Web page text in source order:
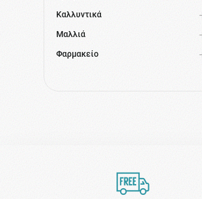
Καλλυντικά
Μαλλιά
Φαρμακείο